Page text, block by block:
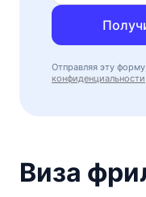
Отправляя эту
конфиденциальности
Виза